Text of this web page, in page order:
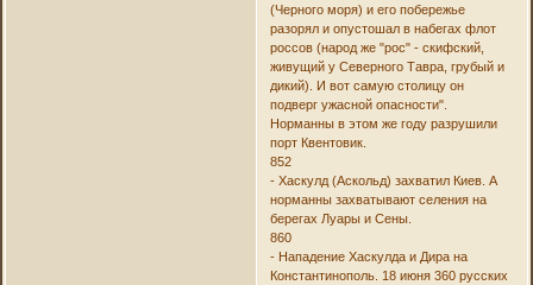
(Черного моря) и его побережье
разорял и опустошал в набегах флот
россов (народ же "рос" - скифский,
живущий у Северного Тавра, грубый и
дикий). И вот самую столицу он
подверг ужасной опасности".
Норманны в этом же году разрушили
порт Квентовик.
852
- Хаскулд (Аскольд) захватил Киев. А
норманны захватывают селения на
берегах Луары и Сены.
860
- Нападение Хаскулда и Дира на
Константинополь. 18 июня 360 русских